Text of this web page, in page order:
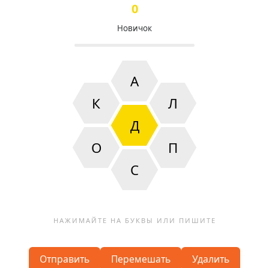
0
Новичок
Д
А
К
Л
О
П
С
Отправить Перемешать Удалить